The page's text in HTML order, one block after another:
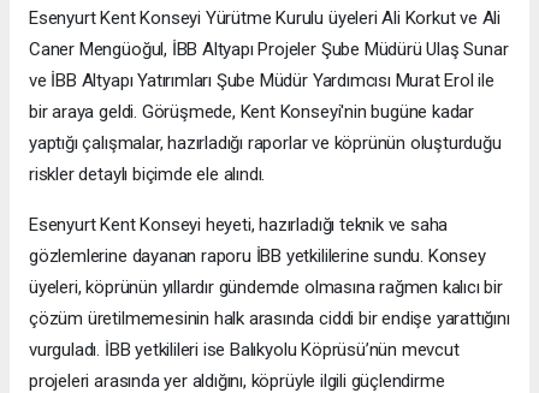
Esenyurt Kent Konseyi Yürütme Kurulu üyeleri Ali Korkut ve Ali
Caner Mengüoğul, İBB Altyapı Projeler Şube Müdürü Ulaş Sunar
ve İBB Altyapı Yatırımları Şube Müdür Yardımcısı Murat Erol ile
bir araya geldi. Görüşmede, Kent Konseyi'nin bugüne kadar
yaptığı çalışmalar, hazırladığı raporlar ve köprünün oluşturduğu
riskler detaylı biçimde ele alındı.
Esenyurt Kent Konseyi heyeti, hazırladığı teknik ve saha
gözlemlerine dayanan raporu İBB yetkililerine sundu. Konsey
üyeleri, köprünün yıllardır gündemde olmasına rağmen kalıcı bir
çözüm üretilmemesinin halk arasında ciddi bir endişe yarattığını
vurguladı. İBB yetkilileri ise Balıkyolu Köprüsü’nün mevcut
projeleri arasında yer aldığını, köprüyle ilgili güçlendirme